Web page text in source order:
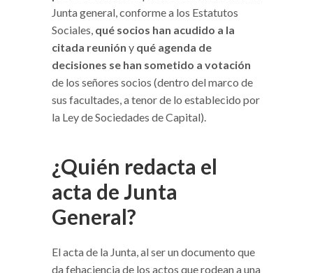
Junta general, conforme a los Estatutos
Sociales, qué socios han acudido a la
citada reunión y qué agenda de
decisiones se han sometido a votación
de los señores socios (dentro del marco de
sus facultades, a tenor de lo establecido por
la Ley de Sociedades de Capital).
¿Quién redacta el
acta de Junta
General?
El acta de la Junta, al ser un documento que
da fehaciencia de los actos que rodean a una